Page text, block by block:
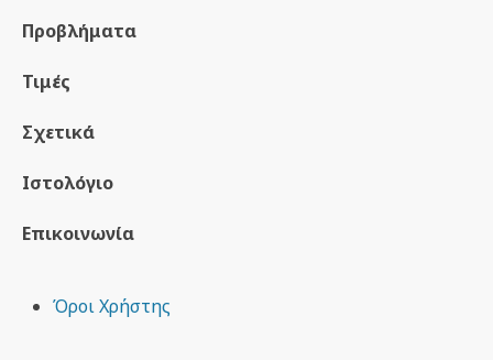
Προβλήματα
Τιμές
Σχετικά
Ιστολόγιο
Επικοινωνία
Όροι Χρήστης